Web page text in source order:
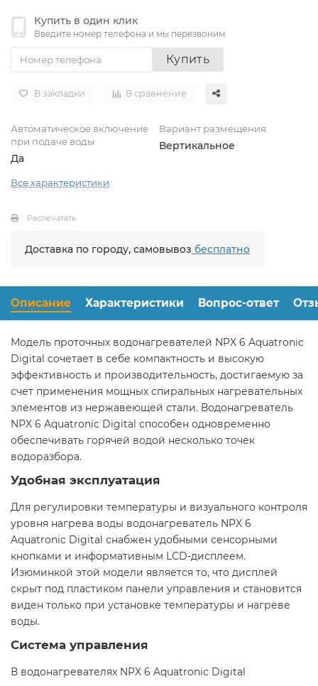
Купить в один клик
Введите номер телефона и мы перезвоним
Купить
В закладки В сравнение
Автоматическое включение
при подаче воды
Да
Вариант размещения
Вертикальное
Все характеристики
Распечатать
Доставка по городу, самовывоз бесплатно
Описание Характеристики Вопрос-ответ
Модель проточных водонагревателей NPX 6 Aquatronic
Digital сочетает в себе компактность и высокую
эффективность и производительность, достигаемую за
счет применения мощных спиральных нагревательных
элементов из нержавеющей стали. Водонагреватель
NPX 6 Aquatronic Digital способен одновременно
обеспечивать горячей водой несколько точек
водоразбора.
Удобная эксплуатация
Для регулировки температуры и визуального контроля
уровня нагрева воды водонагреватель NPX 6
Aquatronic Digital снабжен удобными сенсорными
кнопками и информативным LCD-дисплеем.
Изюминкой этой модели является то, что дисплей
скрыт под пластиком панели управления и становится
виден только при установке температуры и нагреве
воды.
Система управления
В водонагревателях NPX 6 Aquatronic Digital